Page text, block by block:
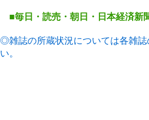
■毎日・読売・朝日・日本経済
◎雑誌の所蔵状況については各雑
い。